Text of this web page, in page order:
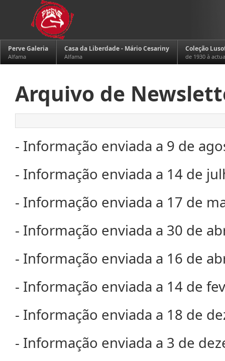
Perve Galeria
Alfama
Casa da Liberdade - Mário Cesariny
Alfama
Coleção
de 1930 à
Arquivo de
- Informação enviada a 9 de
- Informação enviada a 14 de
- Informação enviada a 17 de
- Informação enviada a 30 de
- Informação enviada a 16 de
- Informação enviada a 14 de
- Informação enviada a 18 de
- Informação enviada a 3 de